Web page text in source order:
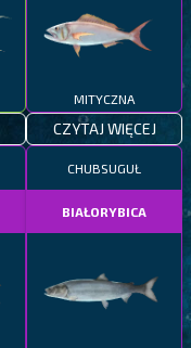
MITYCZNA
CZYTAJ WIĘCEJ
CHUBSUGUŁ
BIAŁORYBICA